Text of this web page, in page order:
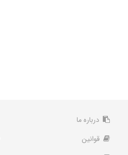
درباره ما
قوانین